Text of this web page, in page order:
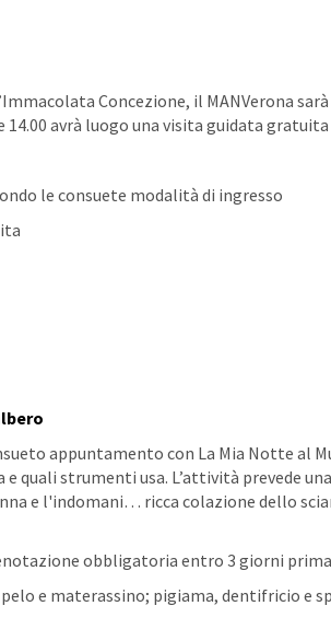
Concezione, il MANVerona
avrà luogo una visita guidata gratuita
le consuete modalità di ingresso
appuntamento con La Mia Notte al
quali strumenti usa. L’attività prevede
e l'indomani… ricca colazione dello
obbligatoria entro 3 giorni
pelo e materassino; pigiama, dentifricio e